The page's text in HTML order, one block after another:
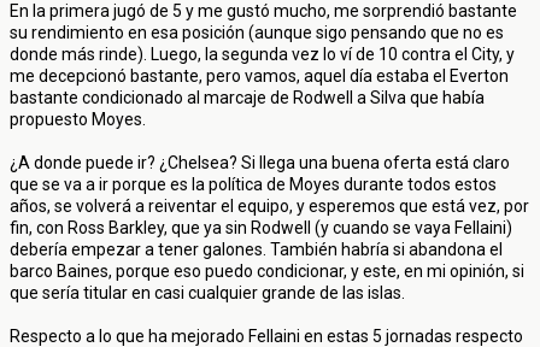
En la primera jugó de 5 y me gustó mucho, me sorprendió bastante
su rendimiento en esa posición (aunque sigo pensando que no es
donde más rinde). Luego, la segunda vez lo ví de 10 contra el City, y
me decepcionó bastante, pero vamos, aquel día estaba el Everton
bastante condicionado al marcaje de Rodwell a Silva que había
propuesto Moyes.
¿A donde puede ir? ¿Chelsea? Si llega una buena oferta está claro
que se va a ir porque es la política de Moyes durante todos estos
años, se volverá a reiventar el equipo, y esperemos que está vez, por
fin, con Ross Barkley, que ya sin Rodwell (y cuando se vaya Fellaini)
debería empezar a tener galones. También habría si abandona el
barco Baines, porque eso puedo condicionar, y este, en mi opinión, si
que sería titular en casi cualquier grande de las islas.
Respecto a lo que ha mejorado Fellaini en estas 5 jornadas respecto